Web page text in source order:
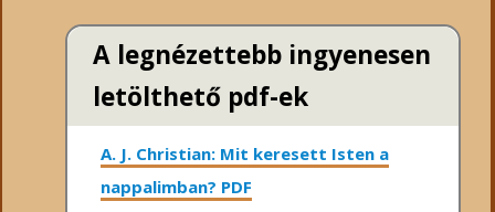
A legnézettebb ingyenesen
letölthető pdf-ek
A. J. Christian: Mit keresett Isten a
nappalimban? PDF